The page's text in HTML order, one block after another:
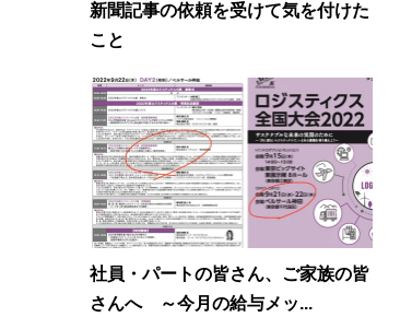
新聞記事の依頼を受けて気を付けた
こと
社員・パートの皆さん、ご家族の皆
さんへ ～今月の給与メッ...